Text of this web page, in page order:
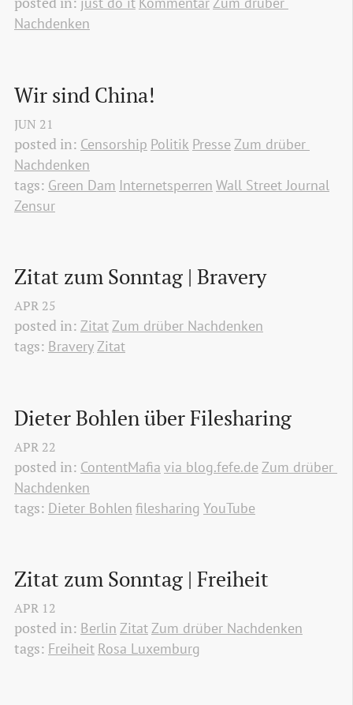
Nachdenken
Wir sind China!
JUN 21
posted in: Censorship Politik Presse Zum drüber
Nachdenken
tags: Green Dam Internetsperren Wall Street Journal
Zensur
Zitat zum Sonntag | Bravery
APR 25
posted in: ZitatZum drüber Nachdenken
tags: BraveryZitat
Dieter Bohlen über Filesharing
APR 22
posted in: ContentMafia via blog.fefe.de Zum drüber
Nachdenken
tags: Dieter Bohlen filesharing YouTube
Zitat zum Sonntag | Freiheit
APR 12
posted in: Berlin ZitatZum drüber Nachdenken
tags: Freiheit Rosa Luxemburg